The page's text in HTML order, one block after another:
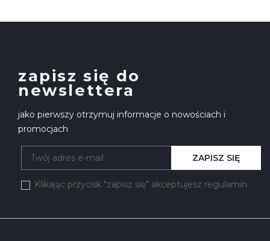
zapisz się do
newslettera
jako pierwszy otrzymuj informacje o nowościach i
promocjach
Klikając przycisk "zapisz się" akceptujesz regulamin.
ZAPISZ SIĘ